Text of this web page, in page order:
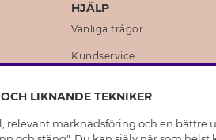
HJÄLP
Vanliga frågor
Kundservice
Skötselråd skinnhandskar
LIKNANDE TEKNIKER
marknadsföring och en bättre